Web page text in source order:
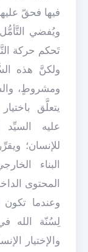
فيها فحقّ
ويُفضي
تَحكم حركة
ولكنَّ هذه
ومشروطٍ،
يتعلَّق
عليه السيِّد
للإنسان؛
البناء
المحتوى
وعندما تكون
لِسُنّة الله
والإختيار